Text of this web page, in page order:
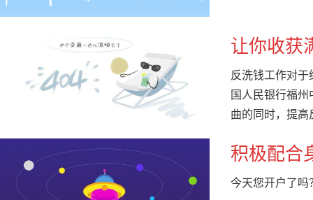
让你收获
反洗钱工作对
国人民银行福
曲的同时，提高
积极配合
今天您开户了吗